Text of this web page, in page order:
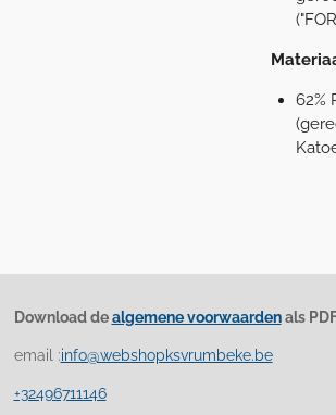
62%
Download dealgemene voorwaardenals
email :info@webshopksvrumbeke.be
+32496711146